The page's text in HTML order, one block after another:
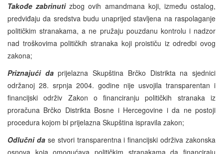
Takođe zabrinutizbog ovih amandmana koji, između ostalog,
predviđaju da sredstva budu unaprijed stavljena na raspolaganje
političkim stranakama, a ne pružaju pouzdanu kontrolu i nadzor
nad troškovima političkih stranaka koji proističu iz odredbi ovog
zakona;
Priznajući daprijelazna Skupština Brčko Distrikta na sjednici
održanoj 28. srpnja 2004. godine nije usvojila transparentan i
financijski održiv Zakon o financiranju političkih stranaka iz
proračuna Brčko Distrikta Bosne i Hercegovine i da ne postoji
procedura kojom bi prijelazna Skupština ispravila zakon;
Odlučni dase stvori transparentna i financijski održiva zakonska
osnova koja omogućava političkim stranakama da financiraju